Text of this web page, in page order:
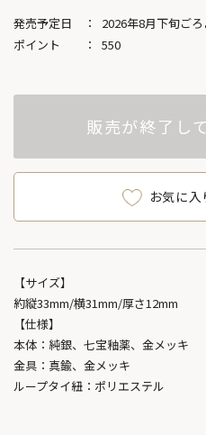
発売予定日
2026年8月下旬ご
ポイント
550
お気に
販売が終了し
【サイズ】
約縦33mm/横31mm/厚さ12mm
【仕様】
本体：純銀、七宝釉薬、金メッキ
金具：真鍮、金メッキ
ループタイ紐：ポリエステル